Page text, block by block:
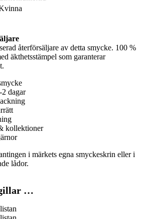
återförsäljare av detta smycke. 100 %
äkthetsstämpel som garanterar
2 dagar
kollektioner
i märkets egna smyckeskrin eller i
lådor.
gillar …